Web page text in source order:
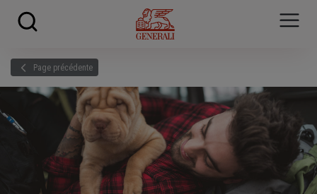
Page précédente